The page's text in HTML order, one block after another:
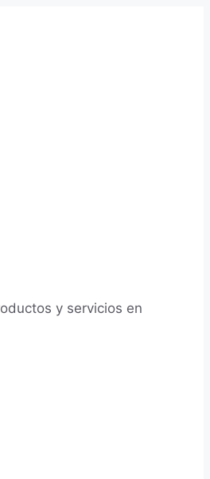
y servicios en